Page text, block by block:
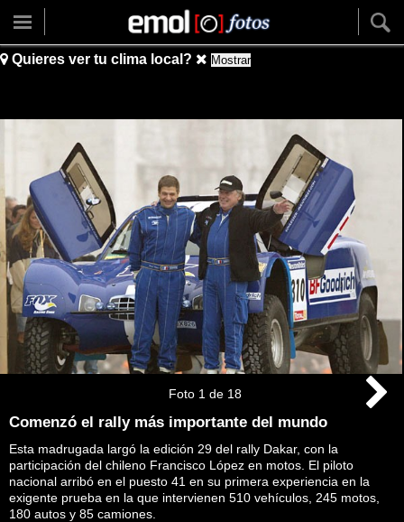
Quieres ver tu clima local? Mostrar
Foto 1 de 18
Comenzó el rally más importante del mundo
Esta madrugada largó la edición 29 del rally Dakar, con la
participación del chileno Francisco López en motos. El piloto
nacional arribó en el puesto 41 en su primera experiencia en la
exigente prueba en la que intervienen 510 vehículos, 245 motos,
180 autos y 85 camiones.